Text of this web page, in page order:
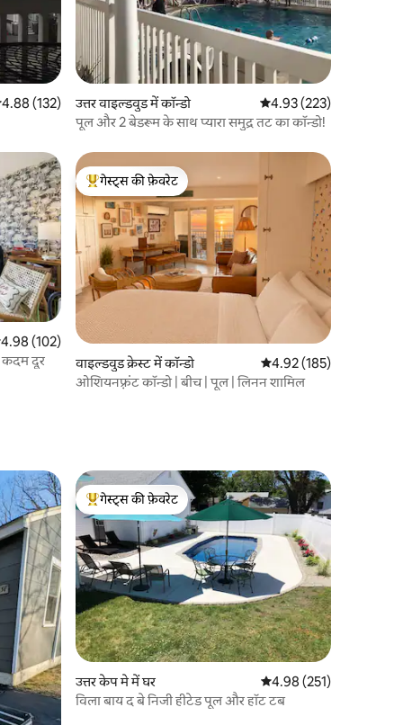
रेटिंग 5 में से 4.88, 132 समीक्षाएँ
4.88 (132)
उत्तर वाइल्डवुड में कॉन्डो औसत रेटिंग 5 में से 4.93,
4.93 (223)
पूल और 2 बेडरूम के साथ प्यारा समुद्र तट का कॉन्डो!
रेटिंग 5 में से 4.98, 102 समीक्षाएँ
4.98 (102)
कदम दूर
गेस्ट्स का टॉप फ़ेवरेट
गेस्ट्स की फ़ेवरेट
वाइल्डवुड क्रेस्ट में कॉन्डो औसत रेटिंग 5 में से 4.92,
4.92 (185)
ओशियनफ़्रंट कॉन्डो | बीच | पूल | लिनन शामिल
गेस्ट्स का टॉप फ़ेवरेट
गेस्ट्स की फ़ेवरेट
उत्तर केप मे में घर औसत रेटिंग 5 में से 4.98,
4.98 (251)
विला बाय द बे निजी हीटेड पूल और हॉट टब